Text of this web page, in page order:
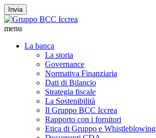
Invia
menu
La banca
La storia
Governance
Normativa Finanziaria
Dati di Bilancio
Strategia fiscale
La Sostenibilità
Il Gruppo BCC Iccrea
Rapporto con i fornitori
Etica di Gruppo e Whistleblowing